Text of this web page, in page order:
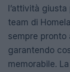
l’attività
team di
sempre pronto
garantendo
memorabile.